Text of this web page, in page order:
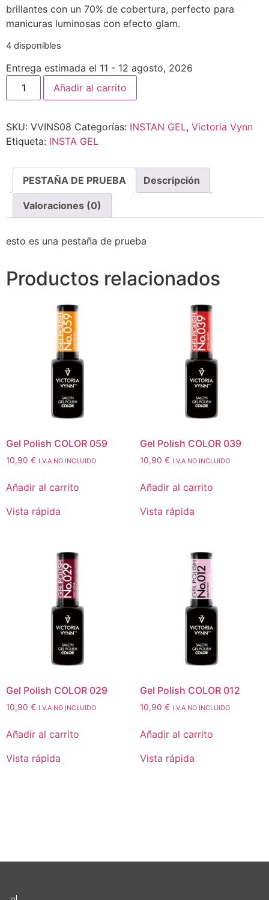
brillantes con un 70% de cobertura, perfecto para
manicuras luminosas con efecto glam.
4 disponibles
Entrega estimada el 11 - 12 agosto, 2026
Añadir al carrito
SKU: VVINS08 Categorías: INSTAN GEL, Victoria Vynn
Etiqueta: INSTA GEL
PESTAÑA DE PRUEBA Descripción
Valoraciones (0)
esto es una pestaña de prueba
Productos relacionados
Gel Polish COLOR 059
10,90 € I.V.A NO INCLUIDO
Añadir al carrito
Vista rápida
Gel Polish COLOR 039
10,90 € I.V.A NO INCLUIDO
Añadir al carrito
Vista rápida
Gel Polish COLOR 029
10,90 € I.V.A NO INCLUIDO
Añadir al carrito
Vista rápida
Gel Polish COLOR 012
10,90 € I.V.A NO INCLUIDO
Añadir al carrito
Vista rápida